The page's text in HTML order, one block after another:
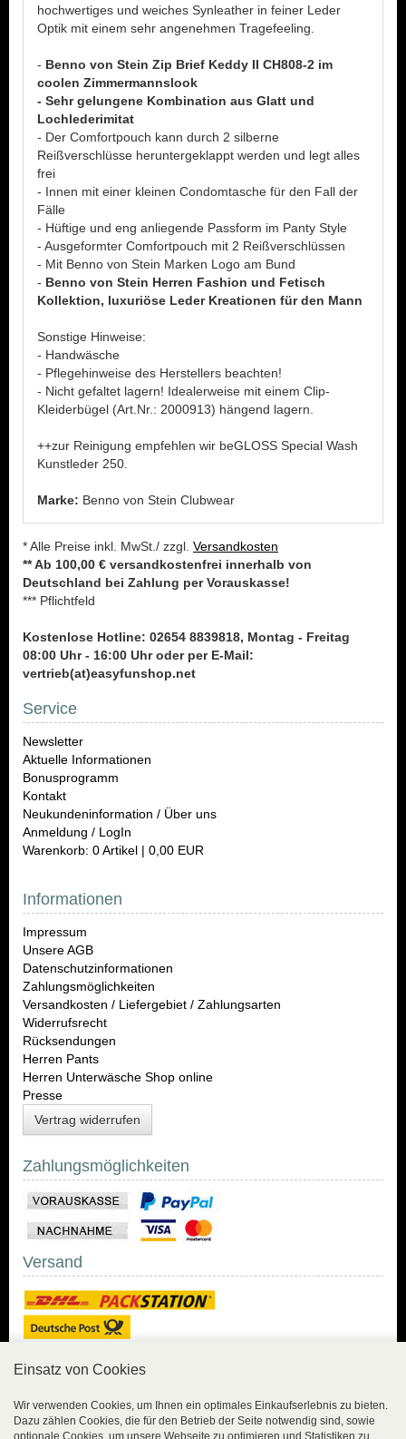
hochwertiges und weiches Synleather in feiner Leder
Optik mit einem sehr angenehmen Tragefeeling.
- Benno von Stein Zip Brief Keddy II CH808-2 im
coolen Zimmermannslook
- Sehr gelungene Kombination aus Glatt und
Lochlederimitat
- Der Comfortpouch kann durch 2 silberne
Reißverschlüsse heruntergeklappt werden und legt alles
frei
- Innen mit einer kleinen Condomtasche für den Fall der
Fälle
- Hüftige und eng anliegende Passform im Panty Style
- Ausgeformter Comfortpouch mit 2 Reißverschlüssen
- Mit Benno von Stein Marken Logo am Bund
- Benno von Stein Herren Fashion und Fetisch
Kollektion, luxuriöse Leder Kreationen für den Mann
Sonstige Hinweise:
- Handwäsche
- Pflegehinweise des Herstellers beachten!
- Nicht gefaltet lagern! Idealerweise mit einem Clip-
Kleiderbügel (Art.Nr.: 2000913) hängend lagern.
++zur Reinigung empfehlen wir beGLOSS Special Wash
Kunstleder 250.
Marke: Benno von Stein Clubwear
* Alle Preise inkl. MwSt./ zzgl. Versandkosten
** Ab 100,00 € versandkostenfrei innerhalb von
Deutschland bei Zahlung per Vorauskasse!
*** Pflichtfeld
Kostenlose Hotline: 02654 8839818, Montag - Freitag
08:00 Uhr - 16:00 Uhr oder per E-Mail:
vertrieb(at)easyfunshop.net
Service
Newsletter
Aktuelle Informationen
Bonusprogramm
Kontakt
Neukundeninformation / Über uns
Anmeldung / LogIn
Warenkorb: 0 Artikel | 0,00 EUR
Informationen
Impressum
Unsere AGB
Datenschutzinformationen
Zahlungsmöglichkeiten
Versandkosten / Liefergebiet / Zahlungsarten
Widerrufsrecht
Rücksendungen
Herren Pants
Herren Unterwäsche Shop online
Presse
Vertrag widerrufen
Zahlungsmöglichkeiten
Versand
Sicher Einkaufen mit
Einsatz von Cookies
Wir verwenden Cookies, um Ihnen ein optimales Einkaufserlebnis zu bieten.
Dazu zählen Cookies, die für den Betrieb der Seite notwendig sind, sowie
optionale Cookies, um unsere Webseite zu optimieren und Statistiken zu